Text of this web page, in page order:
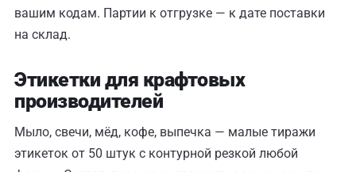
вашим кодам. Партии к отгрузке — к дате поставки
на склад.
Этикетки для крафтовых
производителей
Мыло, свечи, мёд, кофе, выпечка — малые тиражи
этикеток от 50 штук с контурной резкой любой